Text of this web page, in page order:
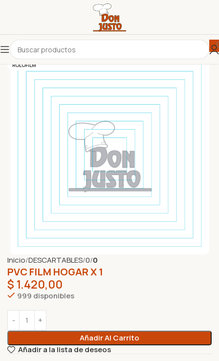
ROLOFILM
Inicio DESCARTABLES 0 0
PVC FILM HOGAR X 1
$ 1.420,00
999 disponibles
Añadir Al Carrito
Añadir a la lista de deseos